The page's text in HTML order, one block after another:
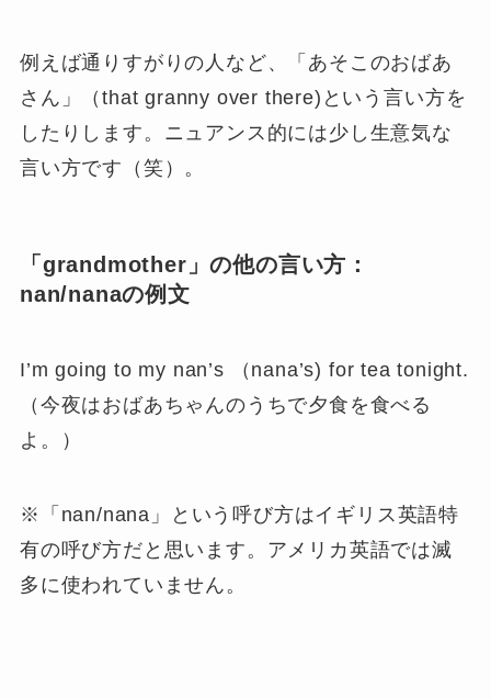
例えば通りすがりの人など、「あそこのおばあ
さん」（that granny over there)という言い方を
したりします。ニュアンス的には少し生意気な
言い方です（笑）。
「grandmother」の他の言い方：
nan/nanaの例文
I’m going to my nan’s （nana’s) for tea tonight.
（今夜はおばあちゃんのうちで夕食を食べる
よ。）
※「nan/nana」という呼び方はイギリス英語特
有の呼び方だと思います。アメリカ英語では滅
多に使われていません。